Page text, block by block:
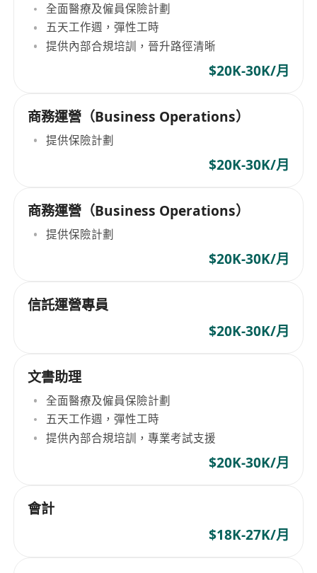
全面醫療及僱員保險計劃
五天工作週，彈性工時
提供內部合規培訓，晉升路徑清晰
$20K-30K/月
商務運營（Business Operations）
提供保險計劃
$20K-30K/月
商務運營（Business Operations）
提供保險計劃
$20K-30K/月
信託運營專員
$20K-30K/月
文書助理
全面醫療及僱員保險計劃
五天工作週，彈性工時
提供內部合規培訓，專業考試支援
$20K-30K/月
會計
$18K-27K/月